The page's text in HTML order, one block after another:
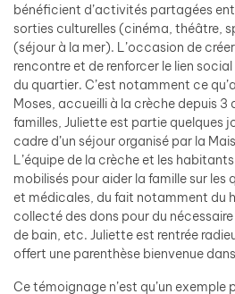
bénéficient d’activités partagées
sorties culturelles (cinéma, théâtre,
(séjour à la mer). L’occasion de
rencontre et de renforcer le lien
du quartier. C’est notamment ce
Moses, accueilli à la crèche depuis 3
familles, Juliette est partie quelques
cadre d’un séjour organisé par la
L’équipe de la crèche et les
mobilisés pour aider la famille sur
et médicales, du fait notamment du
collecté des dons pour du
de bain, etc. Juliette est rentrée
offert une parenthèse bienvenue
Ce témoignage n’est qu’un exemple